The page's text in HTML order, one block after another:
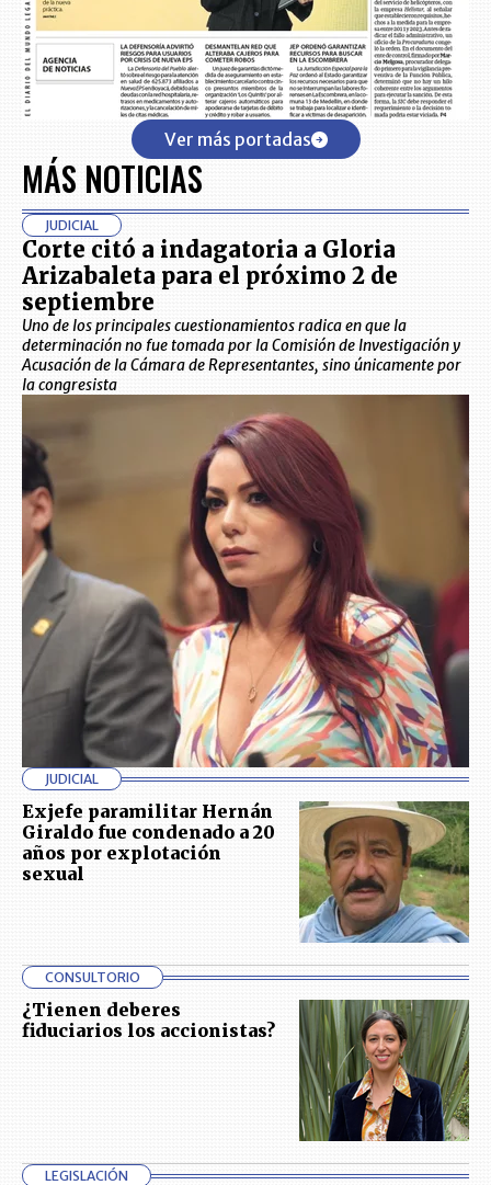
Ver más portadas
MÁS NOTICIAS
JUDICIAL
Corte citó a indagatoria a Gloria
Arizabaleta para el próximo 2 de
septiembre
Uno de los principales cuestionamientos radica en que la
determinación no fue tomada por la Comisión de Investigación y
Acusación de la Cámara de Representantes, sino únicamente por
la congresista
JUDICIAL
Exjefe paramilitar Hernán
Giraldo fue condenado a 20
años por explotación
sexual
CONSULTORIO
¿Tienen deberes
fiduciarios los accionistas?
LEGISLACIÓN